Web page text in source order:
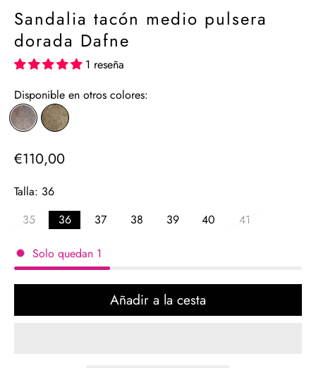
Sandalia tacón medio pulsera
dorada Dafne
1 reseña
Disponible en otros colores:
Precio
€110,00
Talla: 36
35
36 37 38 39 40 41
Solo quedan 1
Añadir a la cesta